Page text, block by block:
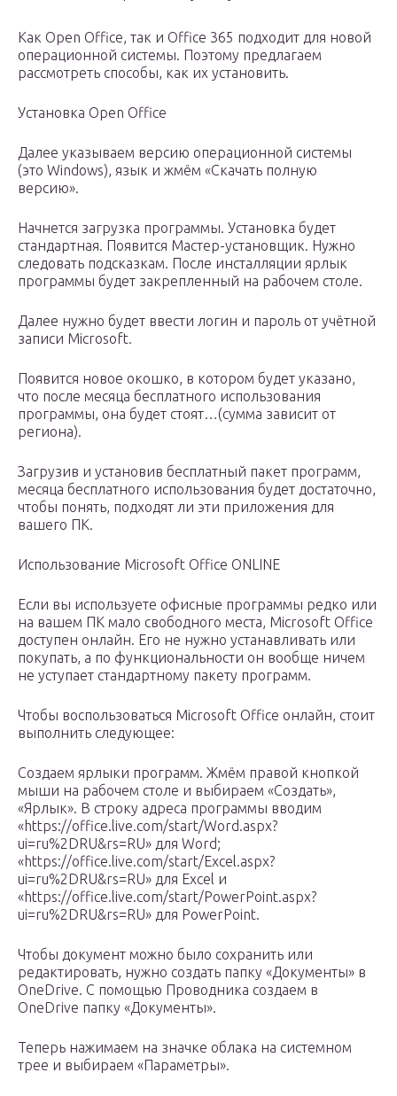
Как Open Office, так и Office 365 подходит для новой
операционной системы. Поэтому предлагаем
рассмотреть способы, как их установить.
Установка Open Office
Далее указываем версию операционной системы
(это Windows), язык и жмём «Скачать полную
версию».
Начнется загрузка программы. Установка будет
стандартная. Появится Мастер-установщик. Нужно
следовать подсказкам. После инсталляции ярлык
программы будет закрепленный на рабочем столе.
Далее нужно будет ввести логин и пароль от учётной
записи Microsoft.
Появится новое окошко, в котором будет указано,
что после месяца бесплатного использования
программы, она будет стоят…(сумма зависит от
региона).
Загрузив и установив бесплатный пакет программ,
месяца бесплатного использования будет достаточно,
чтобы понять, подходят ли эти приложения для
вашего ПК.
Использование Microsoft Office ONLINE
Если вы используете офисные программы редко или
на вашем ПК мало свободного места, Microsoft Office
доступен онлайн. Его не нужно устанавливать или
покупать, а по функциональности он вообще ничем
не уступает стандартному пакету программ.
Чтобы воспользоваться Microsoft Office онлайн, стоит
выполнить следующее:
Создаем ярлыки программ. Жмём правой кнопкой
мыши на рабочем столе и выбираем «Создать»,
«Ярлык». В строку адреса программы вводим
«https://office.live.com/start/Word.aspx?
ui=ru%2DRU&rs=RU» для Word;
«https://office.live.com/start/Excel.aspx?
ui=ru%2DRU&rs=RU» для Excel и
«https://office.live.com/start/PowerPoint.aspx?
ui=ru%2DRU&rs=RU» для PowerPoint.
Чтобы документ можно было сохранить или
редактировать, нужно создать папку «Документы» в
OneDrive. С помощью Проводника создаем в
OneDrive папку «Документы».
Теперь нажимаем на значке облака на системном
трее и выбираем «Параметры».